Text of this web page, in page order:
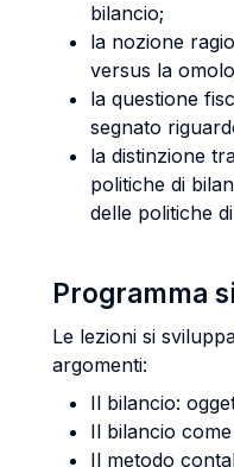
bilancio;
la nozione
versus la
la questione
segnato
la distinzione
politiche di
delle politiche
Programma
Le lezioni si
argomenti:
Il bilancio:
Il bilancio
Il metodo